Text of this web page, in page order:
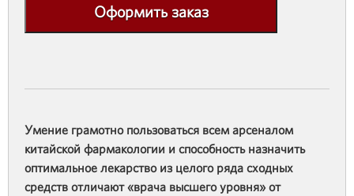
Оформить заказ
Умение грамотно пользоваться всем арсеналом
китайской фармакологии и способность назначить
оптимальное лекарство из целого ряда сходных
средств отличают «врача высшего уровня» от